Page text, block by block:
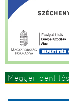
Megyei identitás